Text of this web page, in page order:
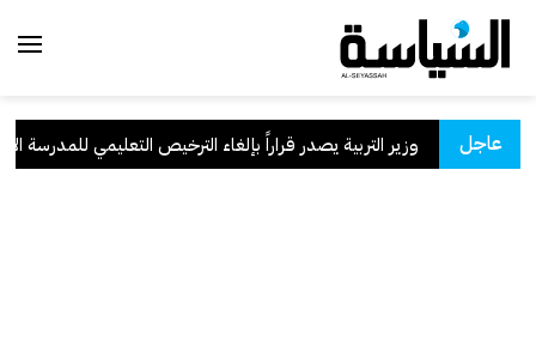
عاجل
. وزير التربية يصدر قراراً بإلغاء الترخيص التعليمي للمدرسة